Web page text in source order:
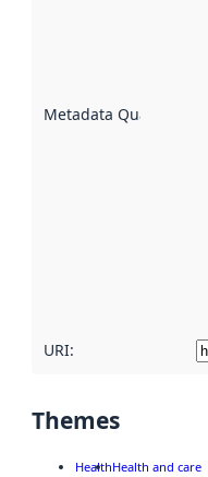
Metadata Quality
URI:
Themes
HealthHealth and care